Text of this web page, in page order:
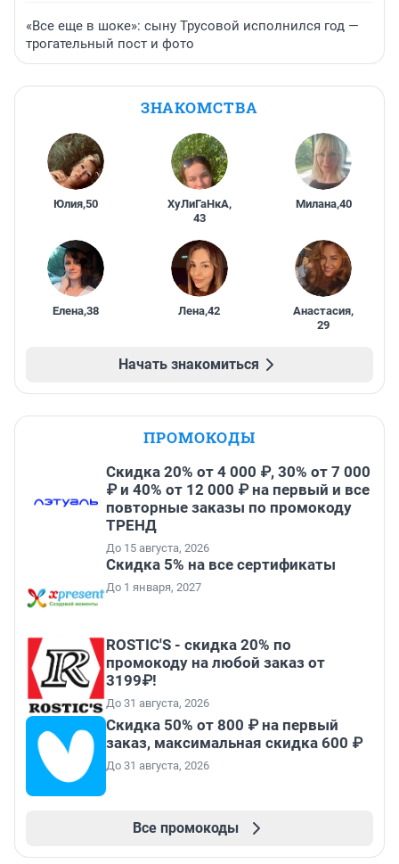
«Все еще в шоке»: сыну Трусовой исполнился год —
трогательный пост и фото
ЗНАКОМСТВА
Юлия,50 ХуЛиГаНкА,
43
Милана,40
Елена,38 Лена,42 Анастасия,
29
Начать знакомиться
ПРОМОКОДЫ
Скидка 20% от 4 000 ₽, 30% от 7 000
₽ и 40% от 12 000 ₽ на первый и все
повторные заказы по промокоду
ТРЕНД
До 15 августа, 2026
Скидка 5% на все сертификаты
До 1 января, 2027
ROSTIC'S - скидка 20% по
промокоду на любой заказ от
3199₽!
До 31 августа, 2026
Скидка 50% от 800 ₽ на первый
заказ, максимальная скидка 600 ₽
До 31 августа, 2026
Все промокоды